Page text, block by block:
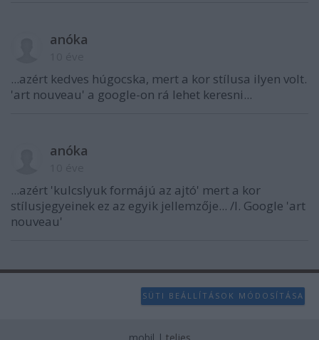
anóka
...azért kedves húgocska, mert a kor stílusa ilyen volt.
'art nouveau' a google-on rá lehet keresni...
anóka
...azért 'kulcslyuk formájú az ajtó' mert a kor
stílusjegyeinek ez az egyik jellemzője... /l. Google 'art
nouveau'
SÜTI BEÁLLÍTÁSOK MÓDOSÍTÁSA